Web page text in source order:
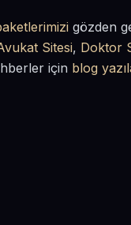
gözden
Sitesi, Doktor
için blog